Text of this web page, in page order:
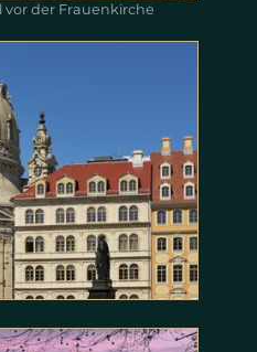
der Frauenkirche